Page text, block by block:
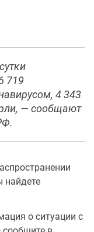
719
4 343
— сообщают
найдете
о ситуации с